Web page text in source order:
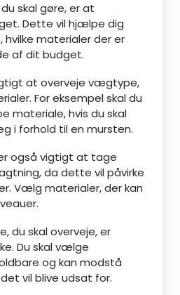
skal gøre, er at
Dette vil hjælpe dig
materialer der er
af dit budget.
at overveje vægtype,
For eksempel skal du
materiale, hvis du skal
i forhold til en mursten.
også vigtigt at tage
da dette vil påvirke
Vælg materialer, der kan
du skal overveje, er
Du skal vælge
og kan modstå
vil blive udsat for.